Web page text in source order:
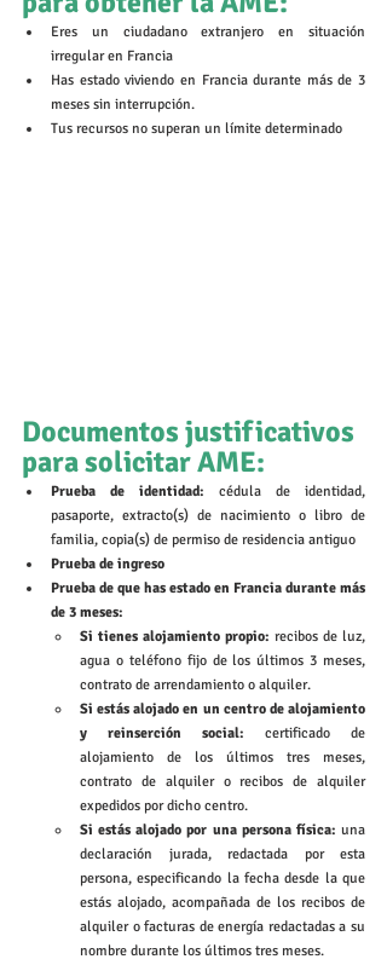
Eres un ciudadano extranjero en situación
irregular en Francia
Has estado viviendo en Francia durante más de 3
meses sin interrupción.
Tus recursos no superan un límite determinado
Documentos justificativos
para solicitar AME:
Prueba de identidad: cédula de identidad,
pasaporte, extracto(s) de nacimiento o libro de
familia, copia(s) de permiso de residencia antiguo
Prueba de ingreso
Prueba de que has estado en Francia durante más
de 3 meses:
Si tienes alojamiento propio: recibos de luz,
agua o teléfono fijo de los últimos 3 meses,
contrato de arrendamiento o alquiler.
Si estás alojado en un centro de alojamiento
y reinserción social: certificado de
alojamiento de los últimos tres meses,
contrato de alquiler o recibos de alquiler
expedidos por dicho centro.
Si estás alojado por una persona física: una
declaración jurada, redactada por esta
persona, especificando la fecha desde la que
estás alojado, acompañada de los recibos de
alquiler o facturas de energía redactadas a su
nombre durante los últimos tres meses.